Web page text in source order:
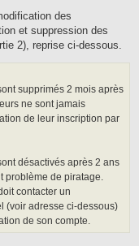
des
et suppression des
2), reprise ci-dessous.
supprimés 2 mois après
ne sont jamais
de leur inscription par
désactivés après 2 ans
problème de piratage.
contacter un
(voir adresse ci-dessous)
de son compte.